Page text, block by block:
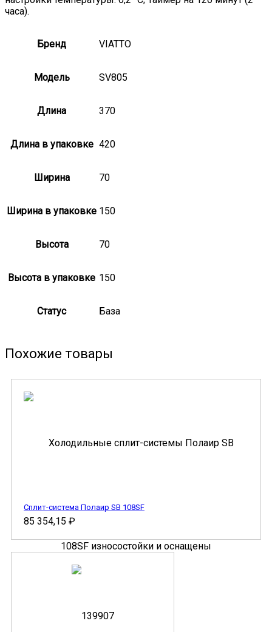
часа).
Бренд VIATTO
Модель SV805
Длина 370
Длина в упаковке 420
Ширина 70
Ширина в упаковке 150
Высота 70
Высота в упаковке 150
Статус База
Похожие товары
Сплит-система Полаир SB 108SF
85 354,15 ₽